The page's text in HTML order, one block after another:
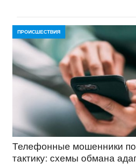
ПРОИСШЕСТВИЯ
Телефонные мошенники
тактику: схемы обмана